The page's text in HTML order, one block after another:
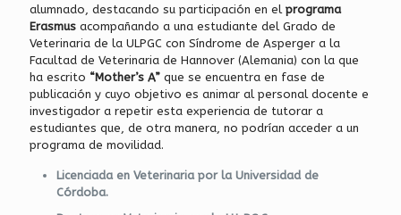
alumnado, destacando su participación en el programa
Erasmus acompañando a una estudiante del Grado de
Veterinaria de la ULPGC con Síndrome de Asperger a la
Facultad de Veterinaria de Hannover (Alemania) con la que
ha escrito “Mother’s A” que se encuentra en fase de
publicación y cuyo objetivo es animar al personal docente e
investigador a repetir esta experiencia de tutorar a
estudiantes que, de otra manera, no podrían acceder a un
programa de movilidad.
Licenciada en Veterinaria por la Universidad de
Córdoba.